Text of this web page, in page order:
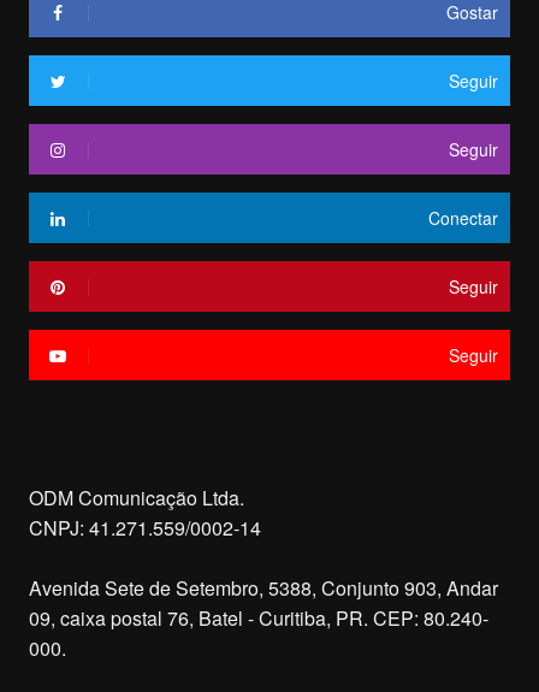
Gostar
Seguir
Seguir
Conectar
Seguir
Seguir
ODM Comunicação Ltda.
CNPJ: 41.271.559/0002-14
Avenida Sete de Setembro, 5388, Conjunto 903, Andar
09, caixa postal 76, Batel - Curitiba, PR. CEP: 80.240-
000.